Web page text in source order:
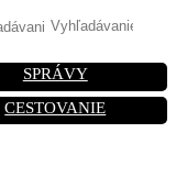
SPRÁVY
CESTOVANIE